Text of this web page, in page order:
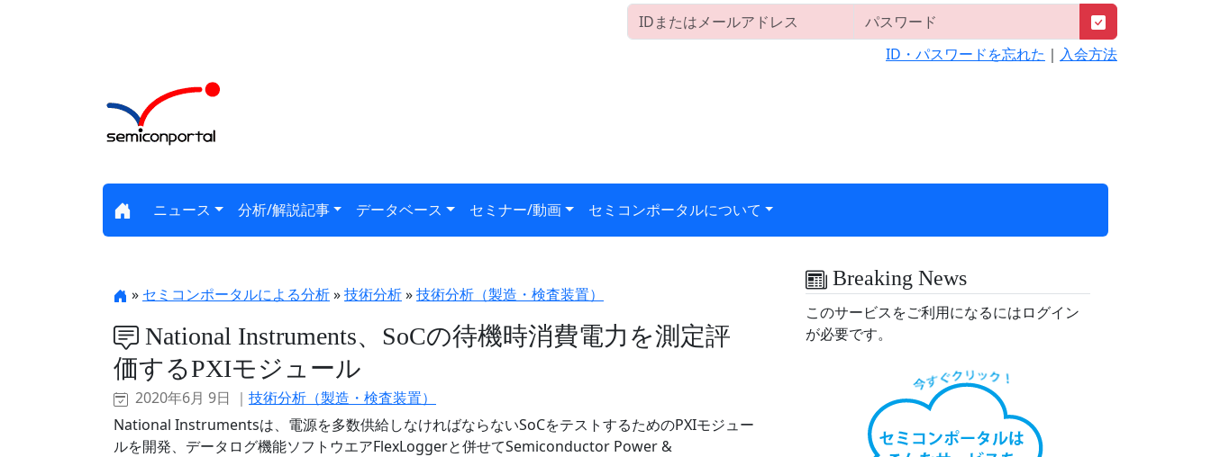
ID・パスワードを忘れた ｜ 入会方法
ニュース 分析/解説記事 データベース セミナー/動画 セミコンポータルについて
» セミコンポータルによる分析»技術分析»技術分析（製造・検査装置）
National Instruments、SoCの待機時消費電力を測定評
価するPXIモジュール
2020年6月 9日 ｜ 技術分析（製造・検査装置）
National Instrumentsは、電源を多数供給しなければならないSoCをテストするためのPXIモジュー
ルを開発、データログ機能ソフトウエアFlexLoggerと併せてSemiconductor Power &
Breaking News
このサービスをご利用になるにはログイン
が必要です。